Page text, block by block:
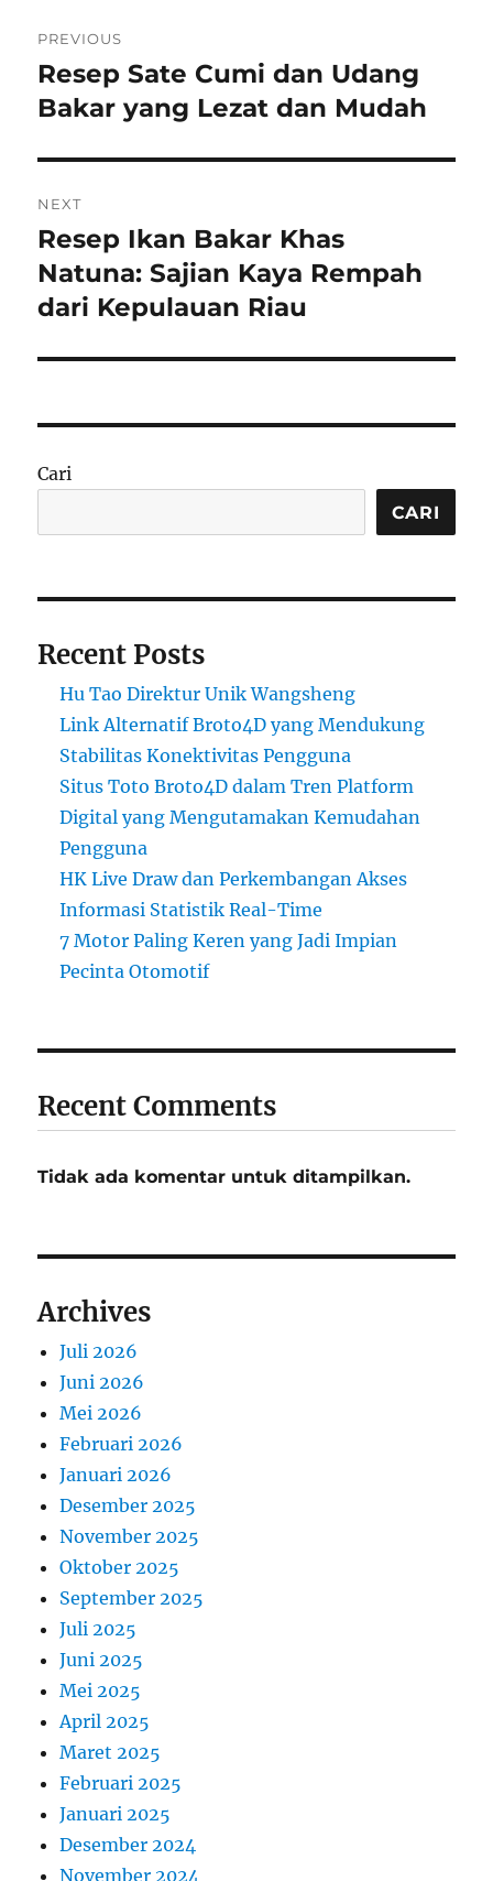
pos
PREVIOUS
Previous
post:
Resep Sate Cumi dan Udang
Bakar yang Lezat dan Mudah
NEXT
Next
post:
Resep Ikan Bakar Khas
Natuna: Sajian Kaya Rempah
dari Kepulauan Riau
Cari
CARI
Recent Posts
Hu Tao Direktur Unik Wangsheng
Link Alternatif Broto4D yang Mendukung
Stabilitas Konektivitas Pengguna
Situs Toto Broto4D dalam Tren Platform
Digital yang Mengutamakan Kemudahan
Pengguna
HK Live Draw dan Perkembangan Akses
Informasi Statistik Real-Time
7 Motor Paling Keren yang Jadi Impian
Pecinta Otomotif
Recent Comments
Tidak ada komentar untuk ditampilkan.
Archives
Juli 2026
Juni 2026
Mei 2026
Februari 2026
Januari 2026
Desember 2025
November 2025
Oktober 2025
September 2025
Juli 2025
Juni 2025
Mei 2025
April 2025
Maret 2025
Februari 2025
Januari 2025
Desember 2024
November 2024